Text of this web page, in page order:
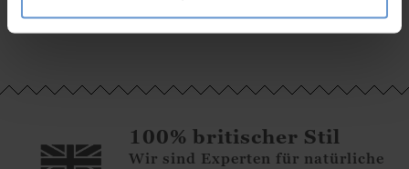
100% britischer Stil
Wir sind Experten für natürliche